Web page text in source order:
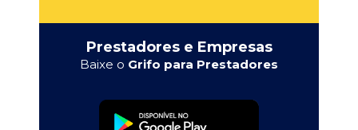
Prestadores e Empresas
Baixe o Grifo para Prestadores